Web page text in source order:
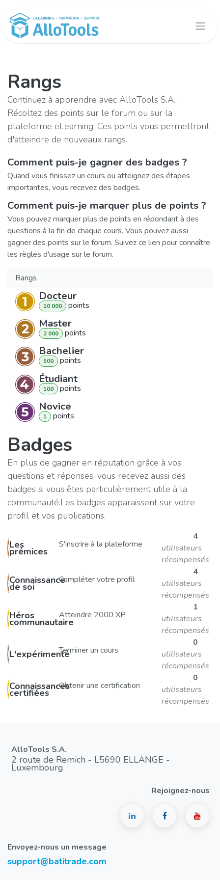
Rangs
Continuez à apprendre avec AlloTools S.A..
Récoltez des points sur le forum ou sur la
plateforme eLearning. Ces points vous permettront
d'atteindre de nouveaux rangs.
Comment puis-je gagner des badges ?
Quand vous finissez un cours ou atteignez des étapes
importantes, vous recevez des badges.
Comment puis-je marquer plus de points ?
Vous pouvez marquer plus de points en répondant à des
questions à la fin de chaque cours. Vous pouvez aussi
gagner des points sur le forum. Suivez ce lien pour connaître
les règles d'usage sur le forum.
Rangs
Docteur
10 000 points
Master
2 000 points
Bachelier
500 points
Étudiant
100 points
Novice
1 points
Badges
En plus de gagner en réputation grâce à vos
questions et réponses, vous recevez aussi des
badges si vous êtes particulièrement utile à la
communauté.Les badges apparaissent sur votre
profil et vos publications.
Les
prémices
S'inscrire à la plateforme
4
utilisateurs
récompensés
Connaissance
de soi
Compléter votre profil
4
utilisateurs
récompensés
Héros
communautaire
Atteindre 2000 XP
1
utilisateurs
récompensés
L'expérimentéTerminer un cours
0
utilisateurs
récompensés
Connaissances
certifiées
Obtenir une certification
0
utilisateurs
récompensés
AlloTools S.A.
2 route de Remich - L5690 ELLANGE -
Luxembourg
Rejoignez-nous
Envoyez-nous un message
support@batitrade.com